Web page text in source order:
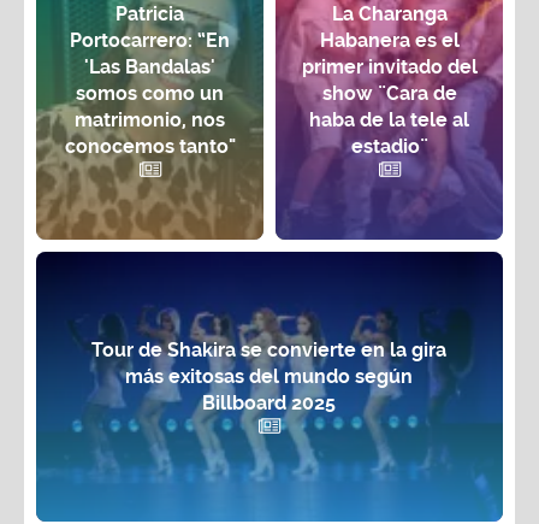
Patricia
Portocarrero: “En
'Las Bandalas'
somos como un
matrimonio, nos
conocemos tanto"
La Charanga
Habanera es el
primer invitado del
show ¨Cara de
haba de la tele al
estadio¨
Tour de Shakira se convierte en la gira
más exitosas del mundo según
Billboard 2025